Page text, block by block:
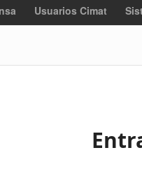
Usuarios Cimat